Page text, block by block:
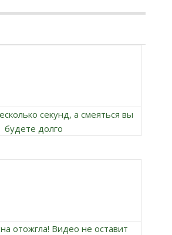
секунд, а смеяться вы
будете долго
отожгла! Видео не оставит